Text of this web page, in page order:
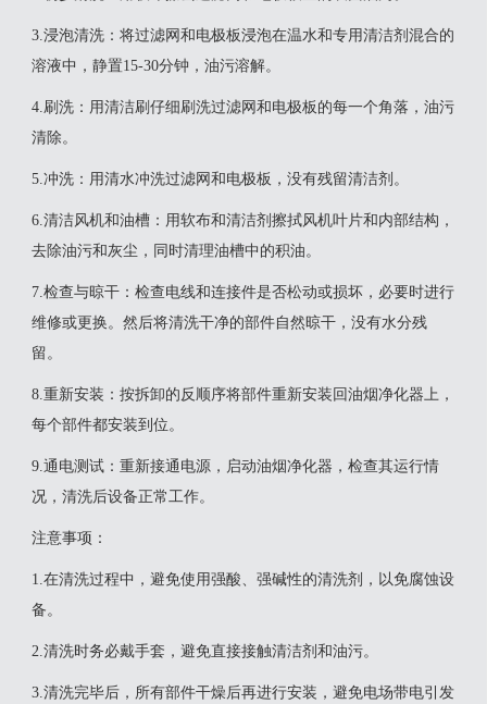
‌3.浸泡清洗‌：将过滤网和电极板浸泡在温水和专用清洁剂混合的
溶液中，静置15-30分钟，油污溶解。
‌4.刷洗‌：用清洁刷仔细刷洗过滤网和电极板的每一个角落，油污
清除。
‌5.冲洗‌：用清水冲洗过滤网和电极板，没有残留清洁剂。
‌6.清洁风机和油槽‌：用软布和清洁剂擦拭风机叶片和内部结构，
去除油污和灰尘，同时清理油槽中的积油。
‌7.检查与晾干‌：检查电线和连接件是否松动或损坏，必要时进行
维修或更换。然后将清洗干净的部件自然晾干，没有水分残
留。
‌8.重新安装‌：按拆卸的反顺序将部件重新安装回油烟净化器上，
每个部件都安装到位。
‌9.通电测试‌：重新接通电源，启动油烟净化器，检查其运行情
况，清洗后设备正常工作。
‌注意事项‌：
1.在清洗过程中，避免使用强酸、强碱性的清洗剂，以免腐蚀设
备。
2.清洗时务必戴手套，避免直接接触清洁剂和油污。
3.清洗完毕后，所有部件干燥后再进行安装，避免电场带电引发